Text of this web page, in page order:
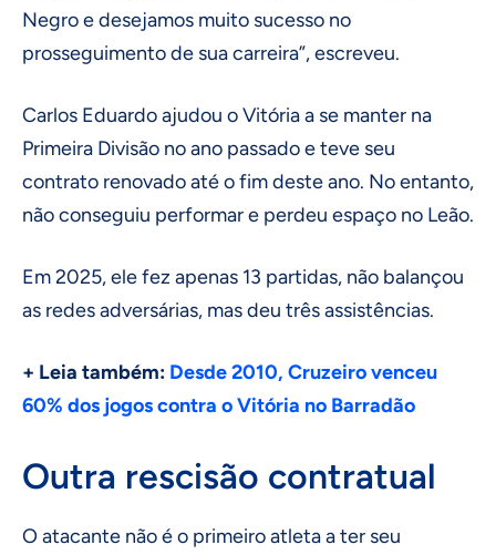
Negro e desejamos muito sucesso no
prosseguimento de sua carreira”, escreveu.
Carlos Eduardo ajudou o Vitória a se manter na
Primeira Divisão no ano passado e teve seu
contrato renovado até o fim deste ano. No entanto,
não conseguiu performar e perdeu espaço no Leão.
Em 2025, ele fez apenas 13 partidas, não balançou
as redes adversárias, mas deu três assistências.
+ Leia também: Desde 2010, Cruzeiro venceu
60% dos jogos contra o Vitória no Barradão
Outra rescisão contratual
O atacante não é o primeiro atleta a ter seu